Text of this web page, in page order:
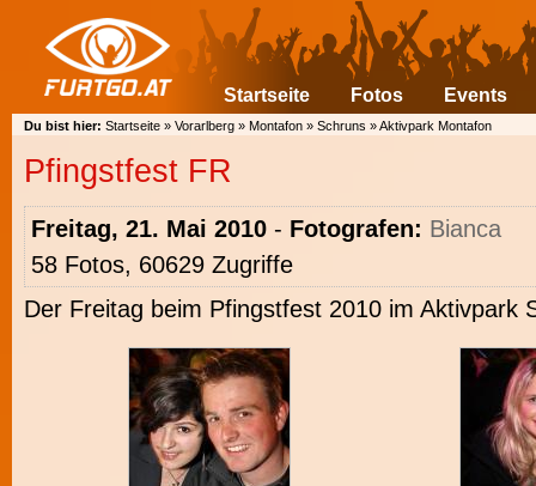
Startseite Fotos Events
Du bist hier: Startseite » Vorarlberg » Montafon » Schruns »Aktivpark Montafon
Pfingstfest FR
Freitag, 21. Mai 2010 - Fotografen: Bianca
58 Fotos, 60629 Zugriffe
Der Freitag beim Pfingstfest 2010 im Aktivpark